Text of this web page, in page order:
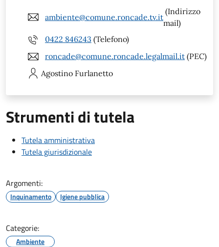
ambiente@comune.roncade.tv.it
(Indirizzo
mail)
0422 846243 (Telefono)
roncade@comune.roncade.legalmail.it (PEC)
Agostino Furlanetto
Strumenti di tutela
Tutela amministrativa
Tutela giurisdizionale
Argomenti:
Inquinamento Igiene pubblica
Categorie:
Ambiente